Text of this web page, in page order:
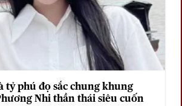
tỷ phú đọ sắc chung khung
Nhi thần thái siêu cuốn